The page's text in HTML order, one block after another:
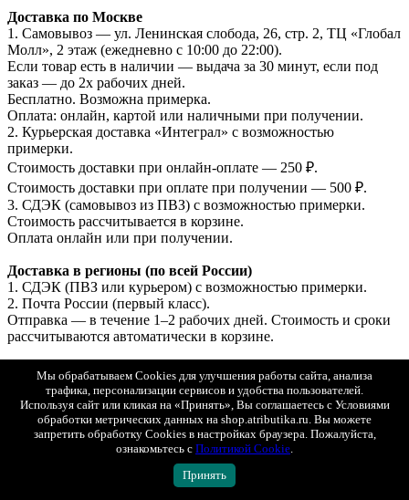
Доставка по Москве
1. Самовывоз — ул. Ленинская слобода, 26, стр. 2, ТЦ «Глобал
Молл», 2 этаж (ежедневно с 10:00 до 22:00).
Если товар есть в наличии — выдача за 30 минут, если под
заказ — до 2х рабочих дней.
Бесплатно. Возможна примерка.
Оплата: онлайн, картой или наличными при получении.
2. Курьерская доставка «Интеграл» с возможностью
примерки.
Стоимость доставки при онлайн-оплате — 250 ₽.
Стоимость доставки при оплате при получении — 500 ₽.
3. СДЭК (самовывоз из ПВЗ) с возможностью примерки.
Стоимость рассчитывается в корзине.
Оплата онлайн или при получении.
Доставка в регионы (по всей России)
1. СДЭК (ПВЗ или курьером) с возможностью примерки.
2. Почта России (первый класс).
Отправка — в течение 1–2 рабочих дней. Стоимость и сроки
рассчитываются автоматически в корзине.
Доставка в Беларусь и Казахстан
СДЭК (ПВЗ или курьером, с возможностью примерки).
Оплата только онлайн (банковской картой РФ).
Отправка — в течение 1–2 рабочих дней.
Подробные условия доставки
Мы обрабатываем Cookies для улучшения работы сайта, анализа
трафика, персонализации сервисов и удобства пользователей.
Используя сайт или кликая на «Принять», Вы соглашаетесь с Условиями
обработки метрических данных на shop.atributika.ru. Вы можете
запретить обработку Cookies в настройках браузера. Пожалуйста,
ознакомьтесь с Политикой Cookie.
Принять